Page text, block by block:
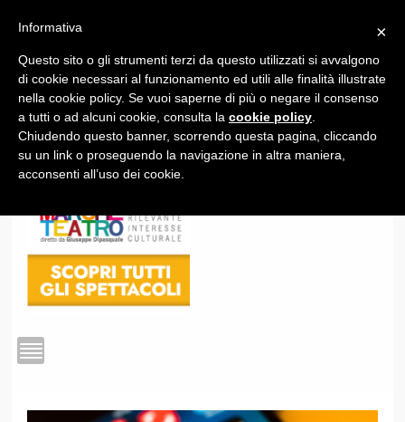
1
×
Informativa
Questo sito o gli strumenti terzi da questo utilizzati si avvalgono
di cookie necessari al funzionamento ed utili alle finalità illustrate
nella cookie policy. Se vuoi saperne di più o negare il consenso
a tutti o ad alcuni cookie, consulta la cookie policy
Chiudendo questo banner, scorrendo questa pagina, cliccando
su un link o proseguendo la navigazione in altra maniera,
acconsenti all’uso dei cookie.